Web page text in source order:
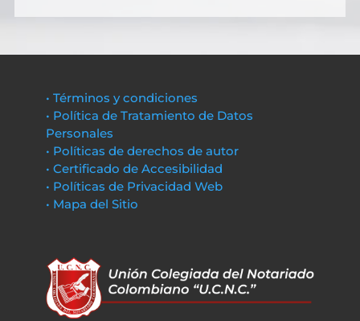
• Términos y condiciones
• Política de Tratamiento de Datos
Personales
• Políticas de derechos de autor
• Certificado de Accesibilidad
• Políticas de Privacidad Web
• Mapa del Sitio